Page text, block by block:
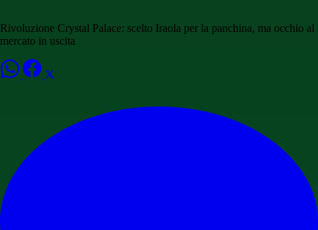
Rivoluzione Crystal Palace: scelto Iraola per la panchina, ma occhio al
mercato in uscita